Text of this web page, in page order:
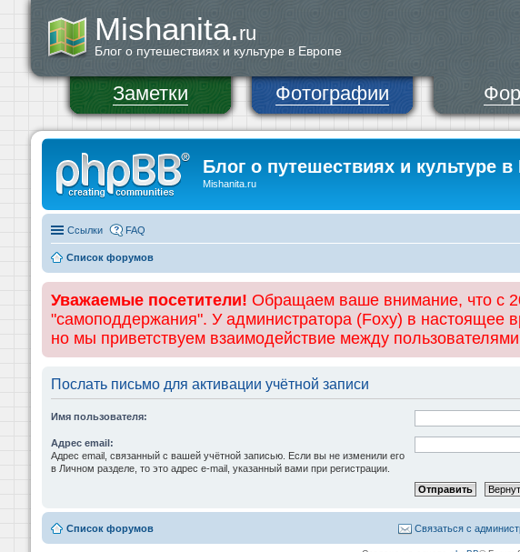
Mishanita.ru
Блог о путешествиях и культуре в Европе
Заметки Фотографии
Блог о путешествиях и культуре в
Mishanita.ru
Ссылки FAQ
Список форумов
Уважаемые посетители! Обращаем ваше внимание, что с
"самоподдержания". У администратора (Foxy) в настоящее
но мы приветствуем взаимодействие между пользователями
Послать письмо для активации учётной записи
Имя пользователя:
Адрес email:
Адрес email, связанный с вашей учётной записью. Если вы не изменили его
в Личном разделе, то это адрес e-mail, указанный вами при регистрации.
Список форумов Связаться с